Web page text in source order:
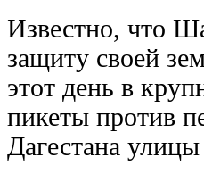
Известно, что
защиту своей
этот день в
пикеты против
Дагестана